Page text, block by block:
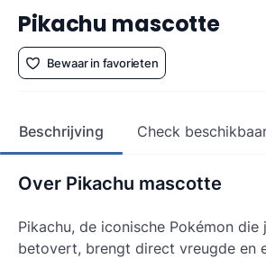
Pikachu mascotte
Bewaar in favorieten
Beschrijving Check
Over Pikachu mascotte
Pikachu, de iconische Pokémon die
betovert, brengt direct vreugde en